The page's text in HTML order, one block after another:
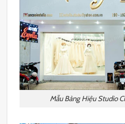
Mẫu Bảng Hiệu Studio